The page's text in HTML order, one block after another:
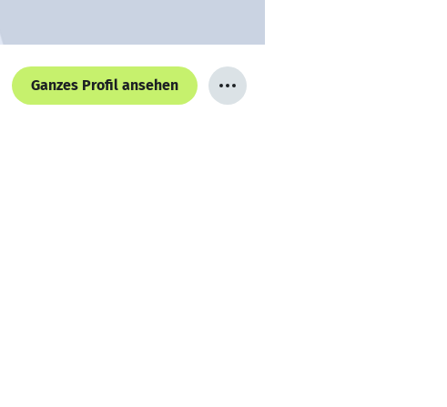
Ganzes Profil ansehen